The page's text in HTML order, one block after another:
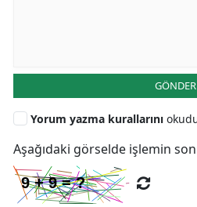
GÖNDER
Yorum yazma kurallarını
Aşağıdaki görselde işlemin